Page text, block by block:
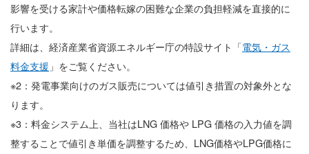
影響を受ける家計や価格転嫁の困難な企業の負担軽減を直接的に
行います。
詳細は、経済産業省資源エネルギー庁の特設サイト「電気・ガス
料金支援 」をご覧ください。
※2：発電事業向けのガス販売については値引き措置の対象外とな
ります。
※3：料金システム上、当社はLNG 価格や LPG 価格の入力値を調
整することで値引き単価を調整するため、LNG価格やLPG価格に